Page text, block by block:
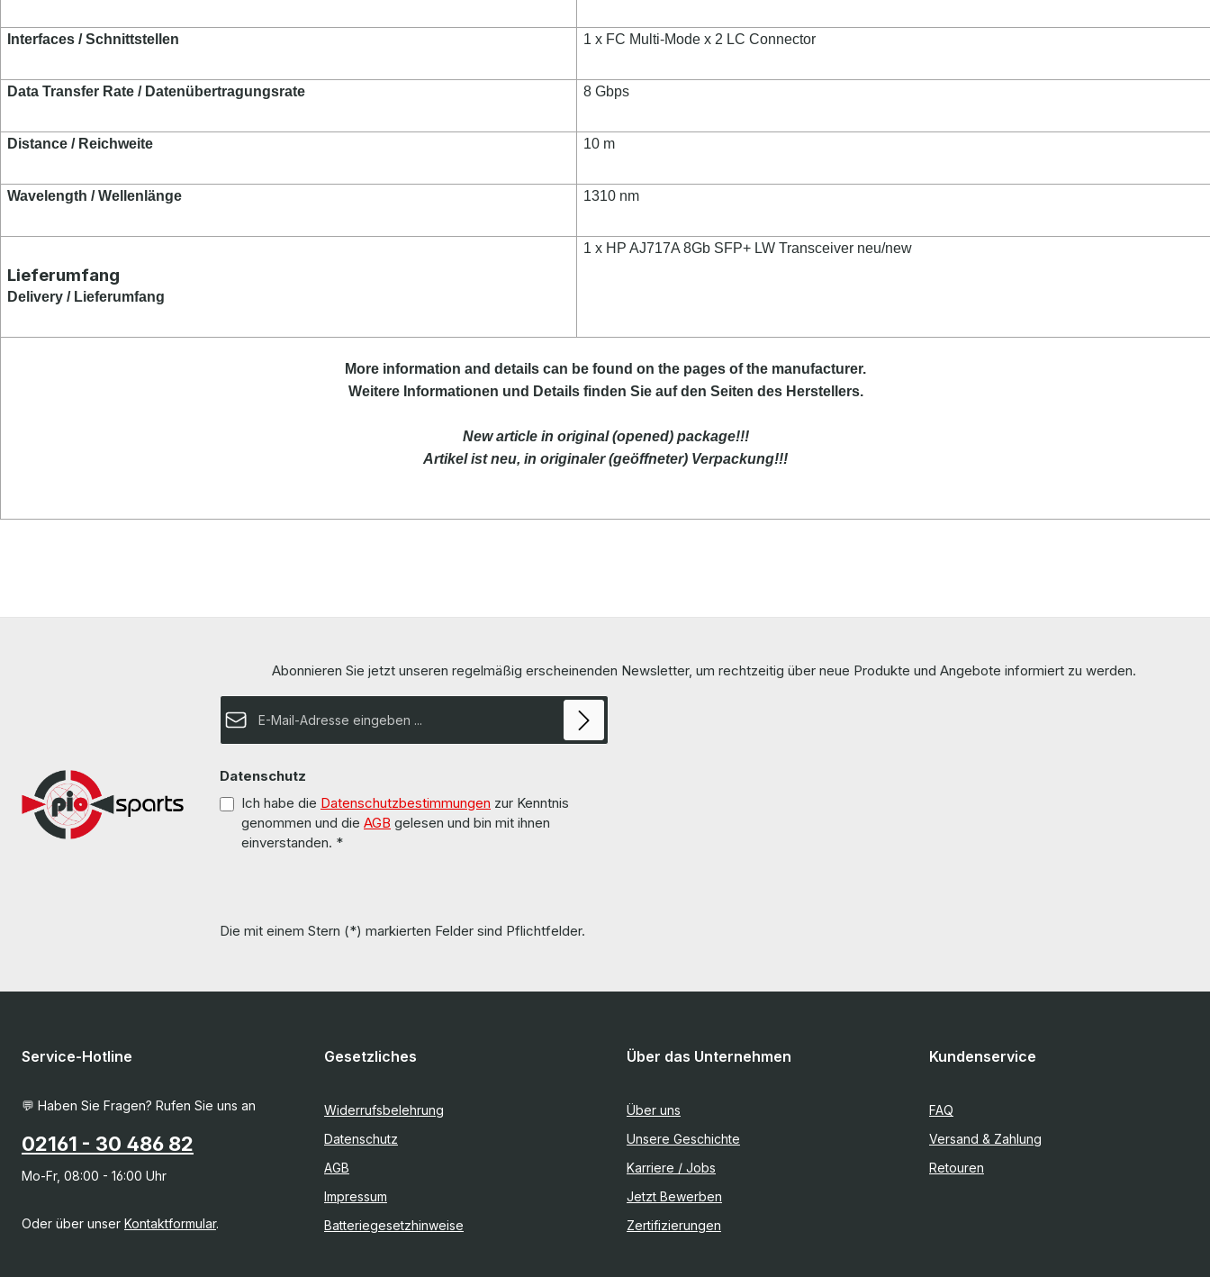
Interfaces / Schnittstellen 1 x FC Multi-Mode x 2 LC Connector
Data Transfer Rate / Datenübertragungsrate 8 Gbps
Distance / Reichweite 10 m
Wavelength / Wellenlänge 1310 nm
Lieferumfang
Delivery / Lieferumfang
1 x HP AJ717A 8Gb SFP+ LW Transceiver neu/new
More information and details can be found on the pages of the manufacturer.
Weitere Informationen und Details finden Sie auf den Seiten des Herstellers.
New article in original (opened) package!!!
Artikel ist neu, in originaler (geöffneter) Verpackung!!!
Abonnieren Sie jetzt unseren regelmäßig erscheinenden Newsletter, um rechtzeitig über neue Produkte und Angebote informiert zu werden.
E-Mail-Adresse*
Datenschutz
Ich habe die Datenschutzbestimmungen zur Kenntnis
genommen und die AGB gelesen und bin mit ihnen
einverstanden. *
Die mit einem Stern (*) markierten Felder sind Pflichtfelder.
Service-Hotline
💬 Haben Sie Fragen? Rufen Sie uns an
02161 - 30 486 82
Mo-Fr, 08:00 - 16:00 Uhr
Oder über unser Kontaktformular.
Gesetzliches
Widerrufsbelehrung
Datenschutz
AGB
Impressum
Batteriegesetzhinweise
Über das Unternehmen
Über uns
Unsere Geschichte
Karriere / Jobs
Jetzt Bewerben
Zertifizierungen
Kundenservice
FAQ
Versand & Zahlung
Retouren